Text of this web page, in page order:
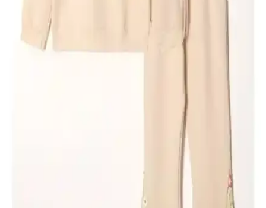
ebeveynlere en uygun seçimi yapmalarında yardımcı oluyoruz.
Frozen 92.Loly-3.P Fuşya Kız Çocuk Kar Botu: Şık
ve Sıcak Kalmanızı Sağlayan Kış Ayakkabısı
Kız Çocuk Elbise Karşılaştırması: DeFacto ve
DeFacto'nun çiçek desenli askılı elbisesi ve Eylülce Butik'in ekoseli
salopet takımı, farklı tarzlar ve kullanım alanlarıyla öne çıkıyor.
Hangi ürün çocuklarınız için daha uygun, detaylı karşılaştırma